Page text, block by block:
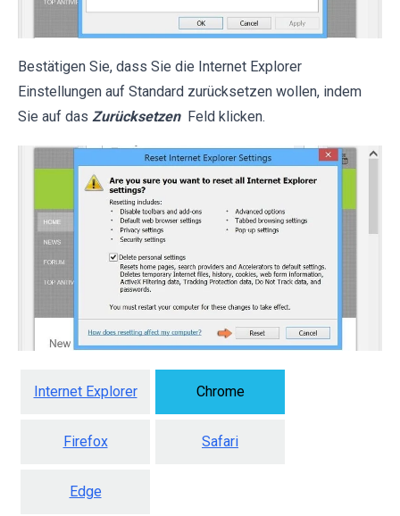
Bestätigen Sie, dass Sie die Internet Explorer
Einstellungen auf Standard zurücksetzen wollen, indem
Sie auf das Zurücksetzen Feld klicken.
Internet Explorer Chrome
Firefox Safari
Edge